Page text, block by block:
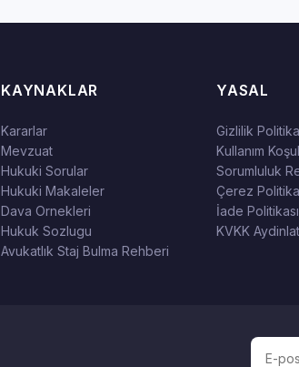
KAYNAKLAR
Kararlar
Mevzuat
Hukuki Sorular
Hukuki Makaleler
Dava Ornekleri
Hukuk Sozlugu
Avukatlık Staj Bulma Rehberi
YASAL
Gizlilik
Kullanım
Sorumluluk
Çerez
İade Politikası
KVKK